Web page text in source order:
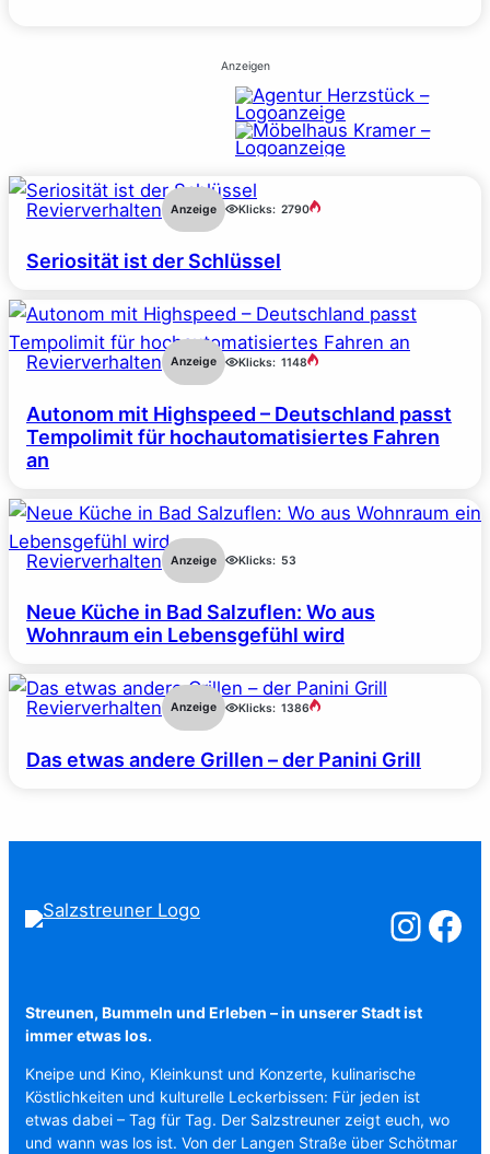
Anzeigen
Revierverhalten Anzeige Klicks: 2790
Seriosität ist der Schlüssel
Revierverhalten Anzeige Klicks: 1148
Autonom mit Highspeed – Deutschland passt
Tempolimit für hochautomatisiertes Fahren
an
Revierverhalten Anzeige Klicks: 53
Neue Küche in Bad Salzuflen: Wo aus
Wohnraum ein Lebensgefühl wird
Revierverhalten Anzeige Klicks: 1386
Das etwas andere Grillen – der Panini Grill
Salzstreuner
Streunen, Bummeln und Erleben – in unserer Stadt ist
immer etwas los.
Kneipe und Kino, Kleinkunst und Konzerte, kulinarische
Köstlichkeiten und kulturelle Leckerbissen: Für jeden ist
etwas dabei – Tag für Tag. Der Salzstreuner zeigt euch, wo
und wann was los ist. Von der Langen Straße über Schötmar